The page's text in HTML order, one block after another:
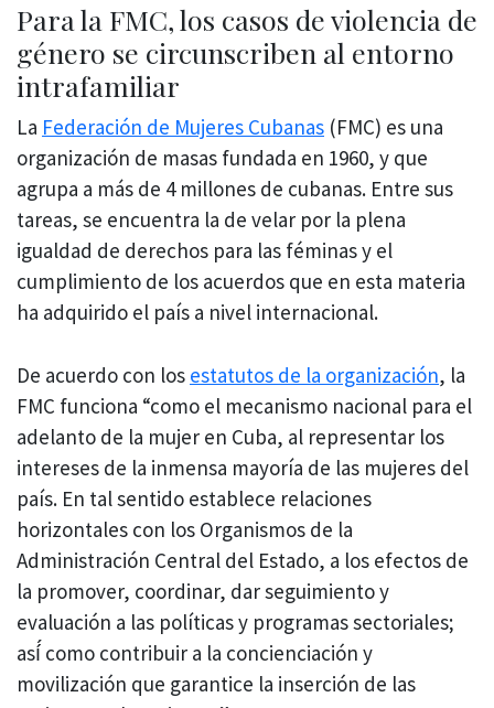
Para la FMC, los casos de violencia de
género se circunscriben al entorno
intrafamiliar
La Federación de Mujeres Cubanas (FMC) es una
organización de masas fundada en 1960, y que
agrupa a más de 4 millones de cubanas. Entre sus
tareas, se encuentra la de velar por la plena
igualdad de derechos para las féminas y el
cumplimiento de los acuerdos que en esta materia
ha adquirido el país a nivel internacional.
De acuerdo con los estatutos de la organización, la
FMC funciona “como el mecanismo nacional para el
adelanto de la mujer en Cuba, al representar los
intereses de la inmensa mayoría de las mujeres del
país. En tal sentido establece relaciones
horizontales con los Organismos de la
Administración Central del Estado, a los efectos de
la promover, coordinar, dar seguimiento y
evaluación a las políticas y programas sectoriales;
así́ como contribuir a la concienciación y
movilización que garantice la inserción de las